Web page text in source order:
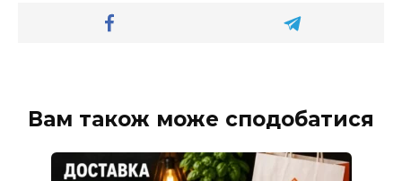
Вам також може сподобатися